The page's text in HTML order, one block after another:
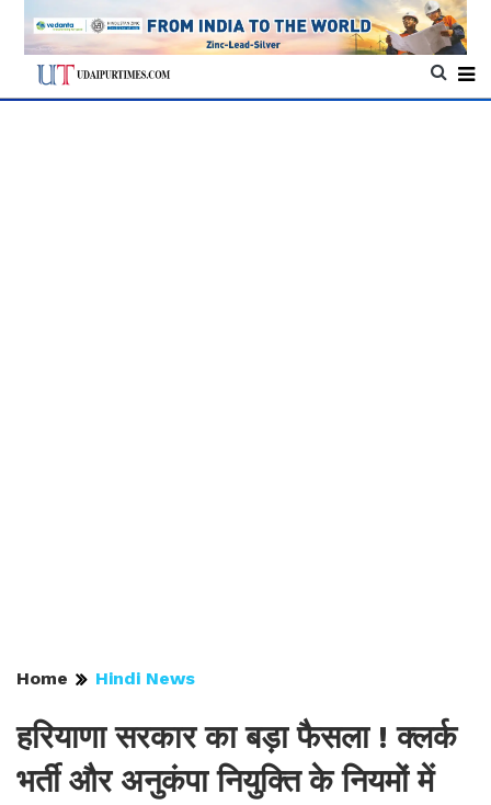
Home Hindi News
हरियाणा सरकार का बड़ा फैसला ! क्लर्क
भर्ती और अनुकंपा नियुक्ति के नियमों में